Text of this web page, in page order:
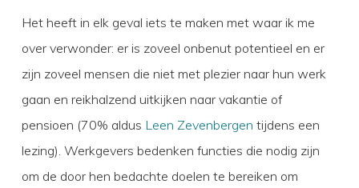
Het heeft in elk geval iets te maken met waar ik me
over verwonder: er is zoveel onbenut potentieel en er
zijn zoveel mensen die niet met plezier naar hun werk
gaan en reikhalzend uitkijken naar vakantie of
pensioen (70% aldus Leen Zevenbergen tijdens een
lezing). Werkgevers bedenken functies die nodig zijn
om de door hen bedachte doelen te bereiken om